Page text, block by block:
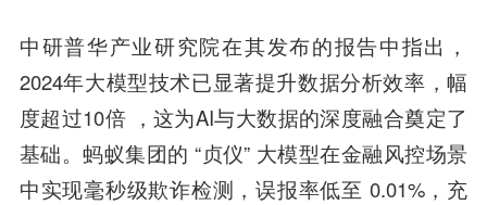
中研普华产业研究院在其发布的报告中指出，
2024年大模型技术已显著提升数据分析效率，幅
度超过10倍 ，这为AI与大数据的深度融合奠定了
基础。蚂蚁集团的 “贞仪” 大模型在金融风控场景
中实现毫秒级欺诈检测，误报率低至 0.01%，充